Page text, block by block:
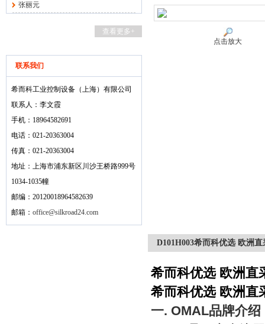
张丽元
查看更多+
联系我们
希而科工业控制设备（上海）有限公司
联系人：李文霞
手机：18964582691
电话：021-20363004
传真：021-20363004
地址：上海市浦东新区川沙王桥路999号
1034-1035幢
邮编：20120018964582639
邮箱： office@silkroad24.com
点击放大
D101H003希而科优选 欧洲
希而科优选 欧洲
希而科优选 欧洲
一. OMAL品牌介绍